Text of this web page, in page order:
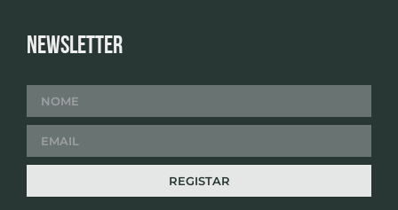
Newsletter